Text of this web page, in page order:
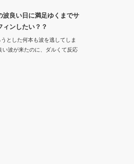
波良い日に満足ゆくまでサ
ィンしたい？？
とした何本も波を逃してしま
い波が来たのに、ダルくて反応